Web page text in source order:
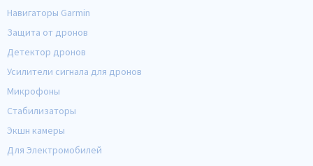
Навигаторы Garmin
Защита от дронов
Детектор дронов
Усилители сигнала для дронов
Микрофоны
Стабилизаторы
Экшн камеры
Для Электромобилей